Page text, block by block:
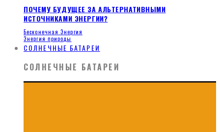
ПОЧЕМУ БУДУЩЕЕ ЗА АЛЬТЕРНАТИВНЫМИ
ИСТОЧНИКАМИ ЭНЕРГИИ?
Бесконечная Энергия
Энергия природы
СОЛНЕЧНЫЕ БАТАРЕИ
СОЛНЕЧНЫЕ БАТАРЕИ